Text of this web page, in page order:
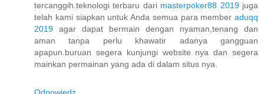
tercanggih.teknologi terbaru dari masterpoker88 2019juga
telah kami siapkan untuk Anda semua para member aduqq
2019 agar dapat bermain dengan nyaman,tenang dan
aman tanpa perlu khawatir adanya gangguan
apapun.buruan segera kunjungi website nya dan segera
mainkan permainan yang ada di dalam situs nya.